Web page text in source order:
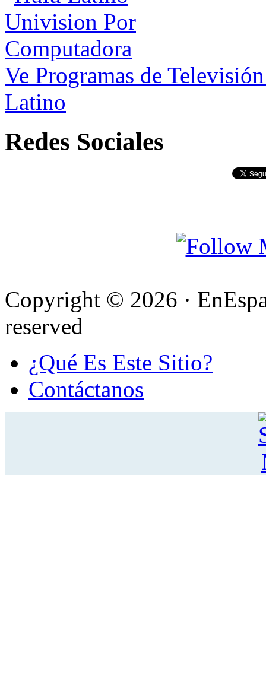
Ve Programas de
Latino
Redes Sociales
Copyright © 2026 ·
reserved
¿Qué Es Este Sitio?
Contáctanos